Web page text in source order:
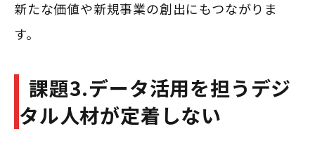
新たな価値や新規事業の創出にもつながりま
す。
課題3.データ活用を担うデジ
タル人材が定着しない